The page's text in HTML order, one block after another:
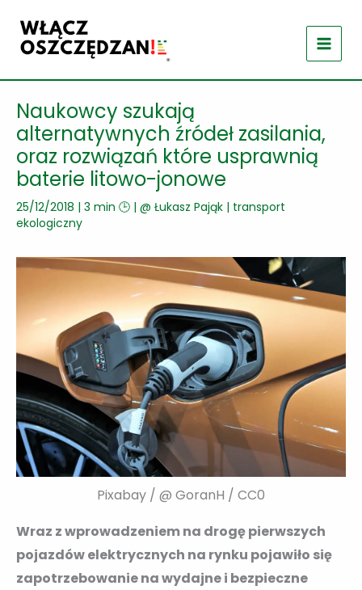
treści
Naukowcy szukają
alternatywnych źródeł zasilania,
oraz rozwiązań które usprawnią
baterie litowo-jonowe
25/12/2018 | 3 min 🕒 | @ Łukasz Pająk | transport
ekologiczny
Pixabay / @ GoranH / CC0
Wraz z wprowadzeniem na drogę pierwszych
pojazdów elektrycznych na rynku pojawiło się
zapotrzebowanie na wydajne i bezpieczne